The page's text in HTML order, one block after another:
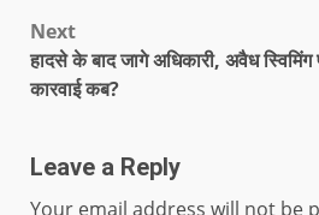
Next
हादसे के बाद जागे अधिकारी, अवैध
कारवाई कब?
Leave a Reply
Your email address will not be